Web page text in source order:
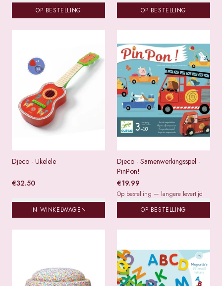
OP BESTELLING
OP BESTELLING
Djeco - Ukelele
€32.50
IN WINKELWAGEN
Djeco - Samenwerkingsspel -
PinPon!
€19.99
Op bestelling — langere levertijd
OP BESTELLING